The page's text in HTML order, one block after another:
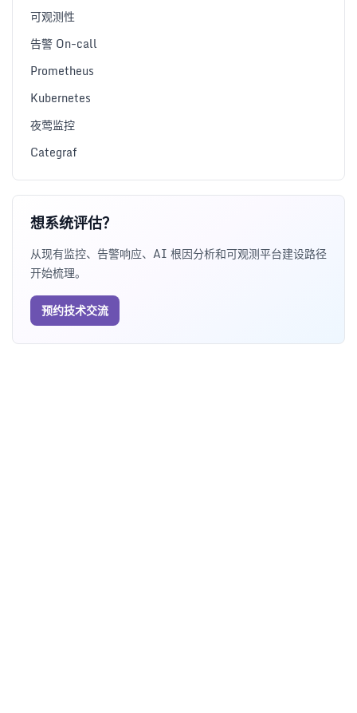
可观测性
告警 On-call
Prometheus
Kubernetes
夜莺监控
Categraf
想系统评估？
从现有监控、告警响应、AI 根因分析和可观测平台建设路径
开始梳理。
预约技术交流